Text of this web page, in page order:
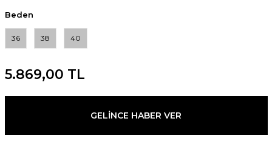
Beden
36 38 40
5.869,00 TL
GELİNCE HABER VER